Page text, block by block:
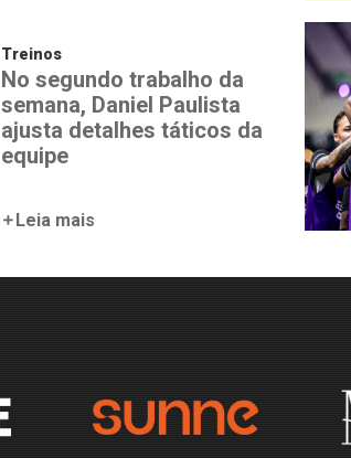
Treinos
No segundo trabalho da
semana, Daniel Paulista
ajusta detalhes táticos da
equipe
Leia mais